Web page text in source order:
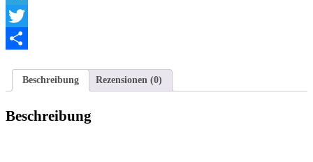
Telegram
Twitter
Beschreibung
Rezensionen (0)
Beschreibung